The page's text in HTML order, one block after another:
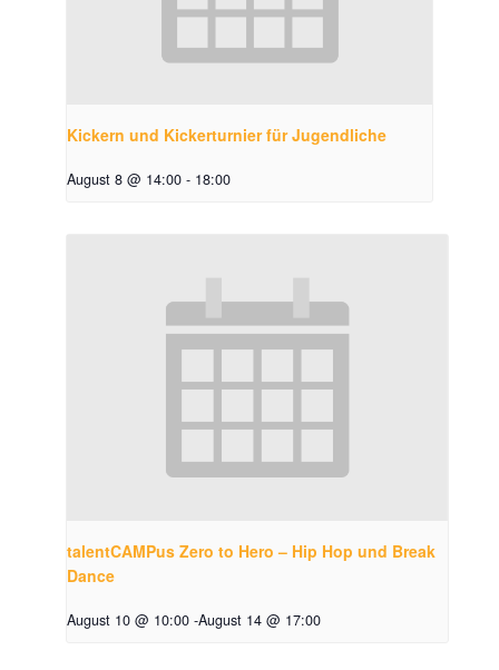
Kickern und Kickerturnier für Jugendliche
August 8 @ 14:00 - 18:00
talentCAMPus Zero to Hero – Hip Hop und Break
Dance
August 10 @ 10:00 -August 14 @ 17:00